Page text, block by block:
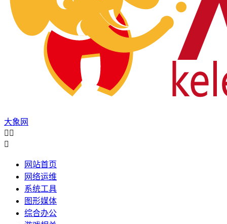
大象网
 

网站首页
网络运维
系统工具
图形媒体
综合办公